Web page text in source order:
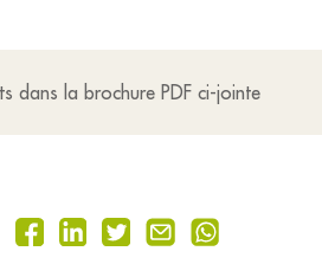
dans la brochure PDF ci-jointe